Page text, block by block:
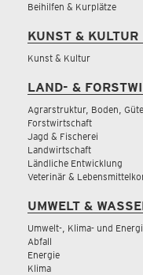
Beihilfen & Kurplätze
KUNST & KULTUR
Kunst & Kultur
LAND- &
Agrarstruktur, Boden,
Forstwirtschaft
Jagd & Fischerei
Landwirtschaft
Ländliche Entwicklung
Veterinär &
UMWELT &
Umwelt-, Klima- und
Abfall
Energie
Klima